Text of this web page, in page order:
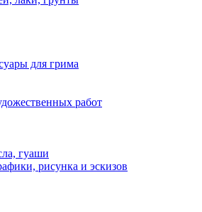
для грима
работ
гуаши
рисунка и эскизов